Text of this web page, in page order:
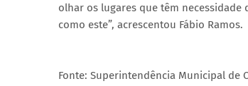
olhar os lugares que têm
como este”, acrescentou Fábio Ramos.
Fonte: Superintendência Municipal de